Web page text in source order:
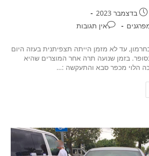
אין תגובות
עד לא מזמן הייתה תצפיתנית בעזה היום
בזמן שנועה תרה אחר המוצרים שהיא
הלוי מכפר סבא והתעקשה :…